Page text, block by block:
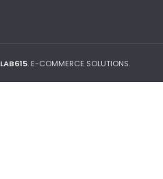
LAB615. E-COMMERCE SOLUTIONS.